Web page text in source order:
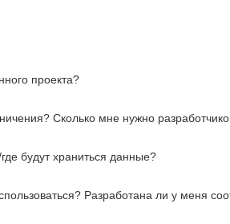
проекта?
Сколько мне нужно
будут храниться данные?
Разработана ли у меня